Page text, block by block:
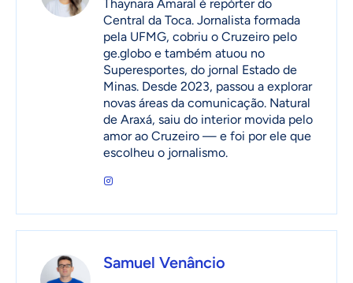
Thaynara Amaral é repórter do
Central da Toca. Jornalista formada
pela UFMG, cobriu o Cruzeiro pelo
ge.globo e também atuou no
Superesportes, do jornal Estado de
Minas. Desde 2023, passou a explorar
novas áreas da comunicação. Natural
de Araxá, saiu do interior movida pelo
amor ao Cruzeiro — e foi por ele que
escolheu o jornalismo.
Samuel Venâncio